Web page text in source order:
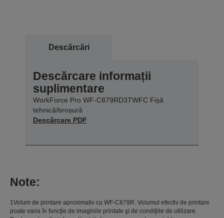
Descărcări
Descărcare informații
suplimentare
WorkForce Pro WF-C879RD3TWFC Fișă
tehnică/broșură
Descărcare PDF
Note:
1Volum de printare aproximativ cu WF-C879R. Volumul efectiv de printare
poate varia în funcţie de imaginile printate şi de condiţiile de utilizare.